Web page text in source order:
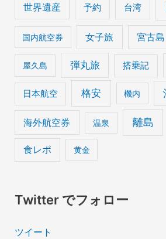
世界遺産 予約 台湾
国内航空券 女子旅 宮古島
屋久島 弾丸旅 搭乗記
日本航空 格安 機内
海外航空券 温泉 離島
食レポ 黄金
Twitter でフォロー
ツイート